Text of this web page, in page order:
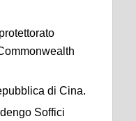
di Cina.
Soffici